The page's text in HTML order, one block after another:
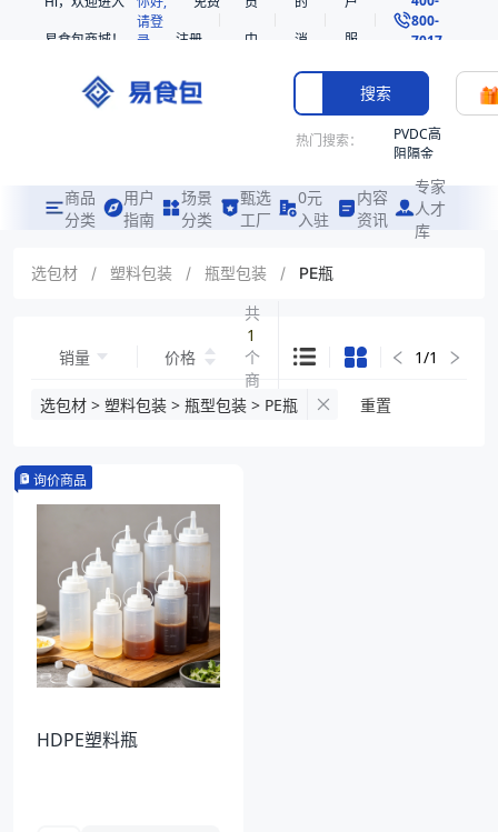
易食包商城！
请登
录
注册
中
消
息
服
务
800-
7017
搜索
热门搜索：
PVDC高
阻隔金
共挤热
收缩袋
221360
商品
分类
用户
指南
场景
分类
甄选
工厂
0元
入驻
内容
资讯
专家
人才
库
选包材 / 塑料包装 / 瓶型包装 / PE瓶
销量 价格
共
1
个
商
品
1/1
选包材 > 塑料包装 > 瓶型包装 > PE瓶 重置
询价商品
HDPE塑料瓶